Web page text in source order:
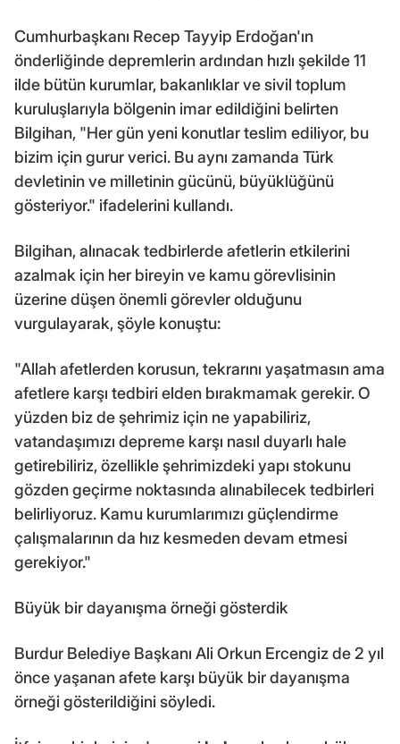
Cumhurbaşkanı Recep Tayyip Erdoğan'ın
önderliğinde depremlerin ardından hızlı şekilde 11
ilde bütün kurumlar, bakanlıklar ve sivil toplum
kuruluşlarıyla bölgenin imar edildiğini belirten
Bilgihan, "Her gün yeni konutlar teslim ediliyor, bu
bizim için gurur verici. Bu aynı zamanda Türk
devletinin ve milletinin gücünü, büyüklüğünü
gösteriyor." ifadelerini kullandı.
Bilgihan, alınacak tedbirlerde afetlerin etkilerini
azalmak için her bireyin ve kamu görevlisinin
üzerine düşen önemli görevler olduğunu
vurgulayarak, şöyle konuştu:
"Allah afetlerden korusun, tekrarını yaşatmasın ama
afetlere karşı tedbiri elden bırakmamak gerekir. O
yüzden biz de şehrimiz için ne yapabiliriz,
vatandaşımızı depreme karşı nasıl duyarlı hale
getirebiliriz, özellikle şehrimizdeki yapı stokunu
gözden geçirme noktasında alınabilecek tedbirleri
belirliyoruz. Kamu kurumlarımızı güçlendirme
çalışmalarının da hız kesmeden devam etmesi
gerekiyor."
Büyük bir dayanışma örneği gösterdik
Burdur Belediye Başkanı Ali Orkun Ercengiz de 2 yıl
önce yaşanan afete karşı büyük bir dayanışma
örneği gösterildiğini söyledi.